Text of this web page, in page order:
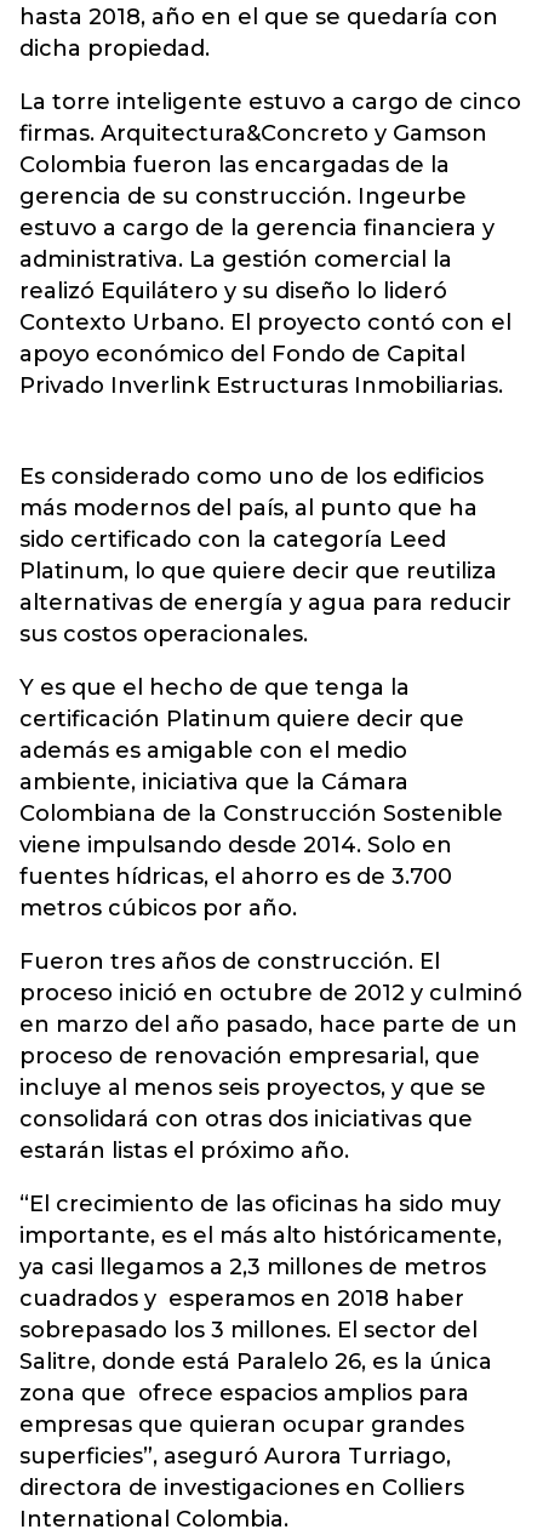
hasta 2018, año en el que se quedaría con
dicha propiedad.
La torre inteligente estuvo a cargo de cinco
firmas. Arquitectura&Concreto y Gamson
Colombia fueron las encargadas de la
gerencia de su construcción. Ingeurbe
estuvo a cargo de la gerencia financiera y
administrativa. La gestión comercial la
realizó Equilátero y su diseño lo lideró
Contexto Urbano. El proyecto contó con el
apoyo económico del Fondo de Capital
Privado Inverlink Estructuras Inmobiliarias.
Es considerado como uno de los edificios
más modernos del país, al punto que ha
sido certificado con la categoría Leed
Platinum, lo que quiere decir que reutiliza
alternativas de energía y agua para reducir
sus costos operacionales.
Y es que el hecho de que tenga la
certificación Platinum quiere decir que
además es amigable con el medio
ambiente, iniciativa que la Cámara
Colombiana de la Construcción Sostenible
viene impulsando desde 2014. Solo en
fuentes hídricas, el ahorro es de 3.700
metros cúbicos por año.
Fueron tres años de construcción. El
proceso inició en octubre de 2012 y culminó
en marzo del año pasado, hace parte de un
proceso de renovación empresarial, que
incluye al menos seis proyectos, y que se
consolidará con otras dos iniciativas que
estarán listas el próximo año.
“El crecimiento de las oficinas ha sido muy
importante, es el más alto históricamente,
ya casi llegamos a 2,3 millones de metros
cuadrados y esperamos en 2018 haber
sobrepasado los 3 millones. El sector del
Salitre, donde está Paralelo 26, es la única
zona que ofrece espacios amplios para
empresas que quieran ocupar grandes
superficies”, aseguró Aurora Turriago,
directora de investigaciones en Colliers
International Colombia.